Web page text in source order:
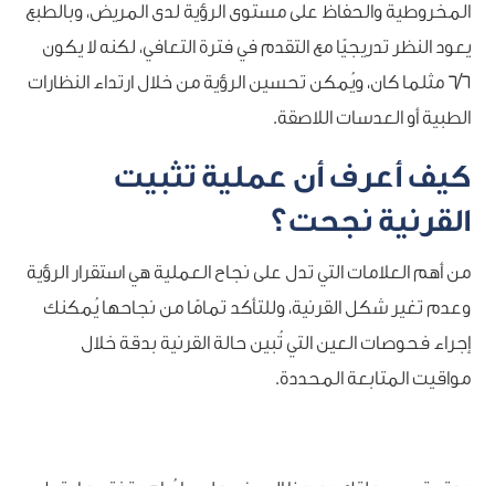
المخروطية والحفاظ على مستوى الرؤية لدى المريض، وبالطبع
يعود النظر تدريجيًا مع التقدم في فترة التعافي، لكنه لا يكون
6/6 مثلما كان، ويُمكن تحسين الرؤية من خلال ارتداء النظارات
الطبية أو العدسات اللاصقة.
كيف أعرف أن عملية تثبيت
القرنية نجحت؟
من أهم العلامات التي تدل على نجاح العملية هي استقرار الرؤية
وعدم تغير شكل القرنية، وللتأكد تمامًا من نجاحها يُمكنك
إجراء فحوصات العين التي تُبين حالة القرنية بدقة خلال
مواقيت المتابعة المحددة.